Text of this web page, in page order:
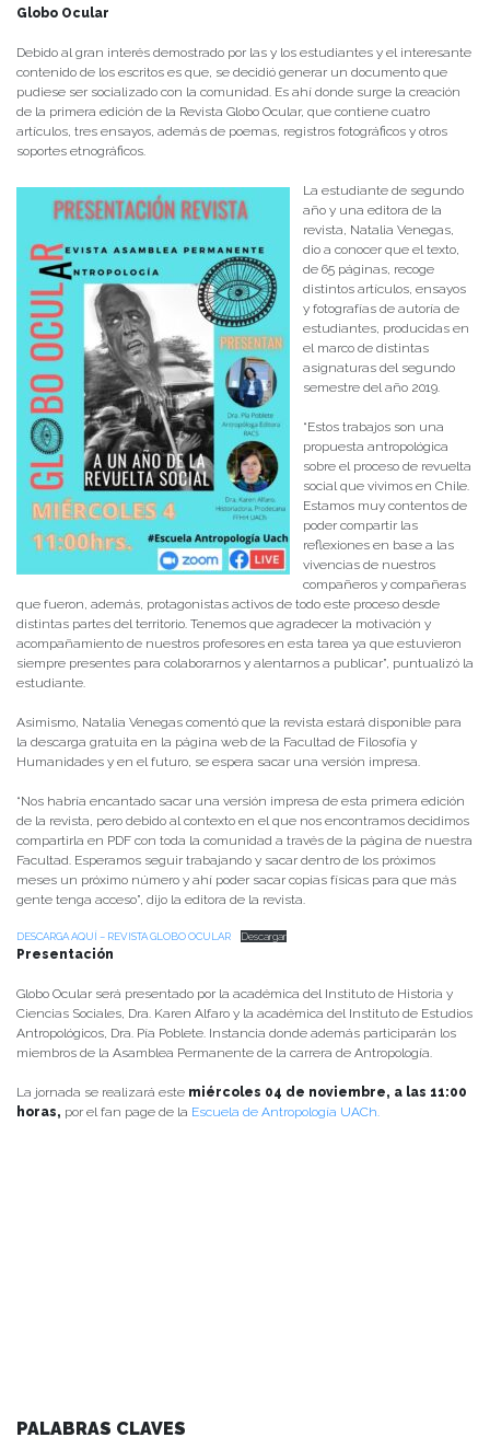
Globo Ocular
Debido al gran interés demostrado por las y los estudiantes y el interesante
contenido de los escritos es que, se decidió generar un documento que
pudiese ser socializado con la comunidad. Es ahí donde surge la creación
de la primera edición de la Revista Globo Ocular, que contiene cuatro
artículos, tres ensayos, además de poemas, registros fotográficos y otros
soportes etnográficos.
La estudiante de segundo
año y una editora de la
revista, Natalia Venegas,
dio a conocer que el texto,
de 65 páginas, recoge
distintos artículos, ensayos
y fotografías de autoría de
estudiantes, producidas en
el marco de distintas
asignaturas del segundo
semestre del año 2019.
“Estos trabajos son una
propuesta antropológica
sobre el proceso de revuelta
social que vivimos en Chile.
Estamos muy contentos de
poder compartir las
reflexiones en base a las
vivencias de nuestros
compañeros y compañeras
que fueron, además, protagonistas activos de todo este proceso desde
distintas partes del territorio. Tenemos que agradecer la motivación y
acompañamiento de nuestros profesores en esta tarea ya que estuvieron
siempre presentes para colaborarnos y alentarnos a publicar”, puntualizó la
estudiante.
Asimismo, Natalia Venegas comentó que la revista estará disponible para
la descarga gratuita en la página web de la Facultad de Filosofía y
Humanidades y en el futuro, se espera sacar una versión impresa.
“Nos habría encantado sacar una versión impresa de esta primera edición
de la revista, pero debido al contexto en el que nos encontramos decidimos
compartirla en PDF con toda la comunidad a través de la página de nuestra
Facultad. Esperamos seguir trabajando y sacar dentro de los próximos
meses un próximo número y ahí poder sacar copias físicas para que más
gente tenga acceso”, dijo la editora de la revista.
DESCARGA AQUÍ – REVISTA GLOBO OCULAR Descargar
Presentación
Globo Ocular será presentado por la académica del Instituto de Historia y
Ciencias Sociales, Dra. Karen Alfaro y la académica del Instituto de Estudios
Antropológicos, Dra. Pía Poblete. Instancia donde además participarán los
miembros de la Asamblea Permanente de la carrera de Antropología.
La jornada se realizará este miércoles 04 de noviembre, a las 11:00
horas, por el fan page de la Escuela de Antropología UACh.
PALABRAS CLAVES